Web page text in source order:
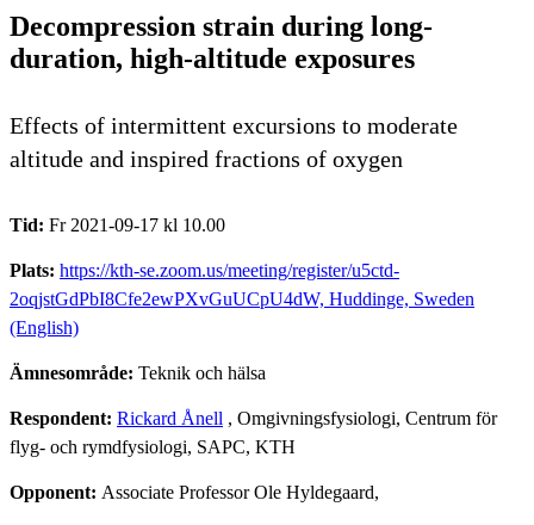
Decompression strain during long-
duration, high-altitude exposures
Effects of intermittent excursions to moderate
altitude and inspired fractions of oxygen
Tid: Fr 2021-09-17 kl 10.00
Plats: https://kth-se.zoom.us/meeting/register/u5ctd-
2oqjstGdPbI8Cfe2ewPXvGuUCpU4dW, Huddinge, Sweden
(English)
Ämnesområde: Teknik och hälsa
Respondent: Rickard Ånell , Omgivningsfysiologi, Centrum för
flyg- och rymdfysiologi, SAPC, KTH
Opponent: Associate Professor Ole Hyldegaard,